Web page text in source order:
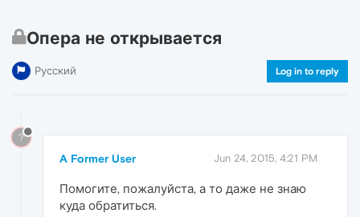
Опера не открывается
Русский Log in to reply
?
A Former User Jun 24, 2015, 4:21 PM
Помогите, пожалуйста, а то даже не знаю
куда обратиться.